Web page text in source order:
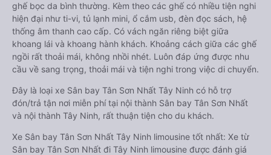
ghế bọc da bình thường. Kèm theo các ghế có nhiều tiện nghi
hiện đại như ti-vi, tủ lạnh mini, ổ cắm usb, đèn đọc sách, hệ
thống âm thanh cao cấp. Có vách ngăn riêng biệt giữa
khoang lái và khoang hành khách. Khoảng cách giữa các ghế
ngồi rất thoải mái, không nhồi nhét. Luôn đáp ứng được nhu
cầu về sang trọng, thoải mái và tiện nghi trong việc di chuyển.
Đây là loại xe Sân bay Tân Sơn Nhất Tây Ninh có hỗ trợ
đón/trả tận nơi miễn phí tại nội thành Sân bay Tân Sơn Nhất
và nội thành Tây Ninh, rất thuận tiện cho du khách.
Xe Sân bay Tân Sơn Nhất Tây Ninh limousine tốt nhất: Xe từ
Sân bay Tân Sơn Nhất đi Tây Ninh limousine được đánh giá